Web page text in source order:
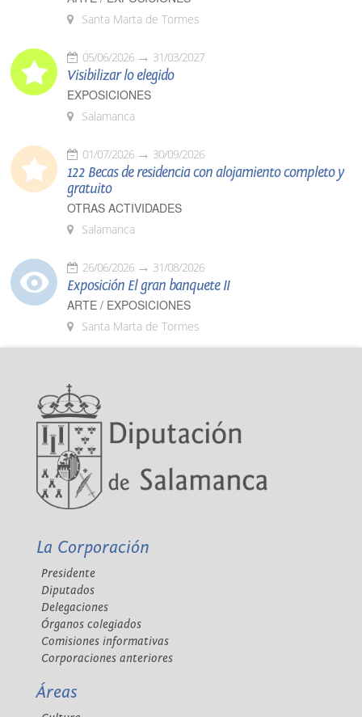
Santa Marta de Tormes
05/06/2026 31/03/2027
Visibilizar lo elegido
EXPOSICIONES
Salamanca
01/07/2026 30/09/2026
122 Becas de residencia con alojamiento completo y
gratuito
OTRAS ACTIVIDADES
Salamanca
26/06/2026 31/08/2026
Exposición El gran banquete II
ARTE / EXPOSICIONES
Santa Marta de Tormes
La Corporación
Presidente
Diputados
Delegaciones
Órganos colegiados
Comisiones informativas
Corporaciones anteriores
Áreas